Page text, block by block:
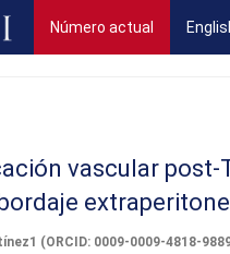
Número actual (current)
vascular
(ORCID: 0009-0009-4818-